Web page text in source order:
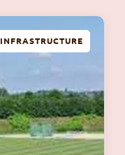
INFRASTRUCTURE